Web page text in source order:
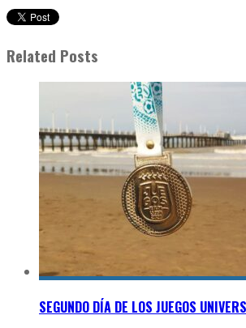
Related Posts
SEGUNDO DÍA DE LOS JUEGOS